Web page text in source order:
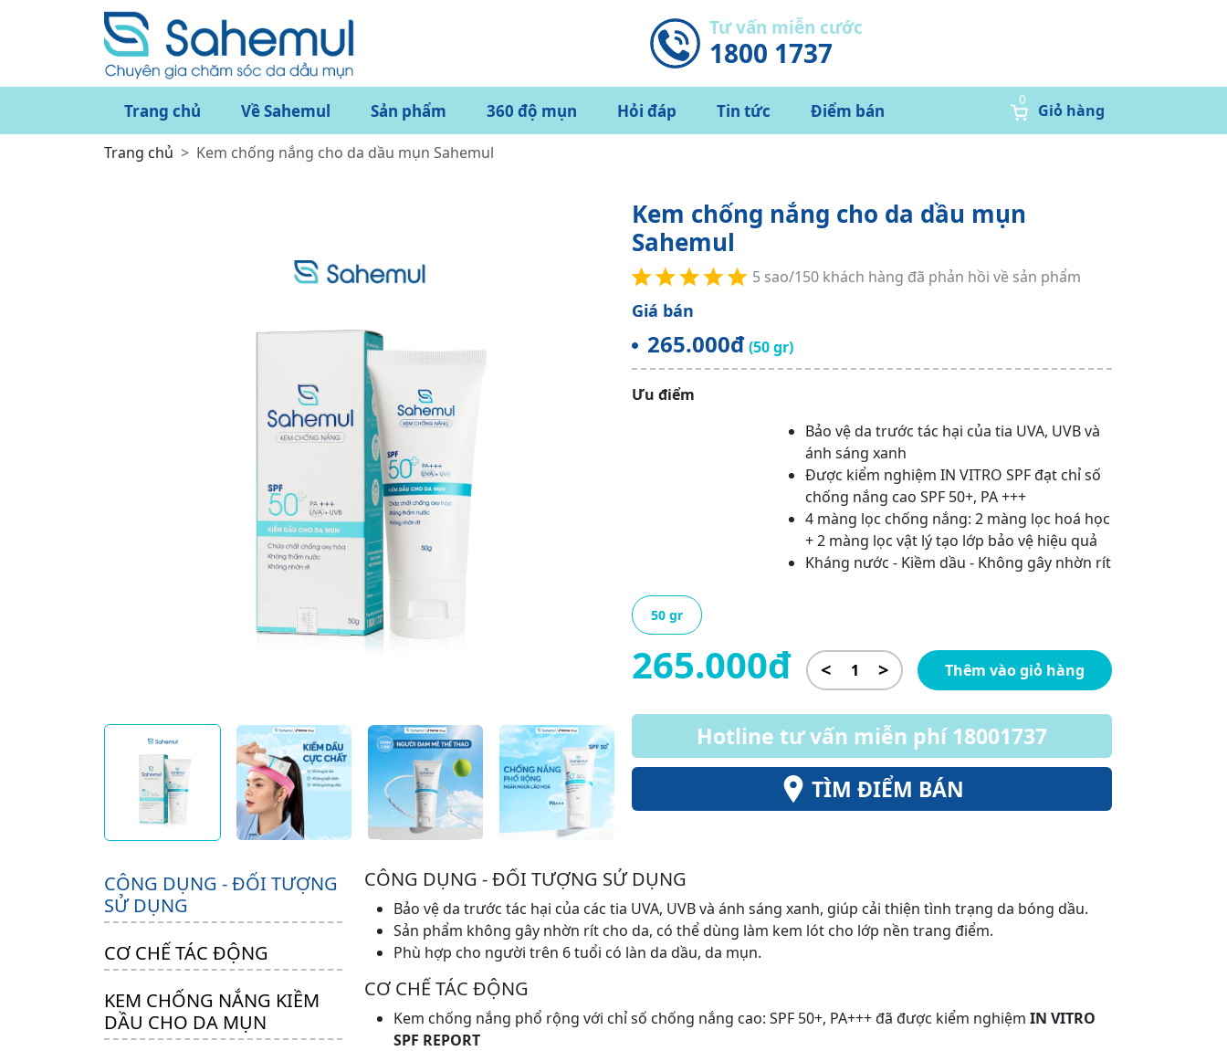
Tư vấn miễn cước
1800 1737
Trang chủ Về Sahemul Sản phẩm 360 độ mụn Hỏi đáp Tin tức Điểm bán
0
Giỏ hàng
Trang chủ Kem chống nắng cho da dầu mụn Sahemul
Kem chống nắng cho da dầu mụn
Sahemul
5 sao/150 khách hàng đã phản hồi về sản phẩm
Giá bán
265.000đ(50 gr)
Ưu điểm
Bảo vệ da trước tác hại của tia UVA, UVB và
ánh sáng xanh
Được kiểm nghiệm IN VITRO SPF đạt chỉ số
chống nắng cao SPF 50+, PA +++
4 màng lọc chống nắng: 2 màng lọc hoá học
+ 2 màng lọc vật lý tạo lớp bảo vệ hiệu quả
Kháng nước - Kiềm dầu - Không gây nhờn rít
50 gr
265.000đ < > Thêm vào giỏ hàng
Hotline tư vấn miễn phí 18001737
TÌM ĐIỂM BÁN
CÔNG DỤNG - ĐỐI TƯỢNG
SỬ DỤNG
CƠ CHẾ TÁC ĐỘNG
KEM CHỐNG NẮNG KIỀM
DẦU CHO DA MỤN
CÔNG DỤNG - ĐỐI TƯỢNG SỬ DỤNG
Bảo vệ da trước tác hại của các tia UVA, UVB và ánh sáng xanh, giúp cải thiện tình trạng da bóng dầu.
Sản phẩm không gây nhờn rít cho da, có thể dùng làm kem lót cho lớp nền trang điểm.
Phù hợp cho người trên 6 tuổi có làn da dầu, da mụn.
CƠ CHẾ TÁC ĐỘNG
Kem chống nắng phổ rộng với chỉ số chống nắng cao: SPF 50+, PA+++ đã được kiểm nghiệm IN VITRO
SPF REPORT